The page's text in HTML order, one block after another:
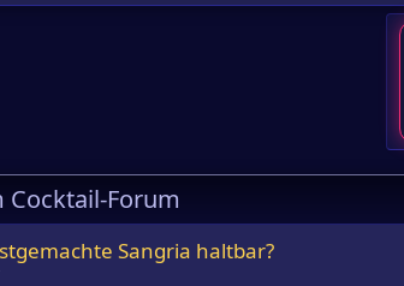
Cocktail-Forum
Sangria haltbar?